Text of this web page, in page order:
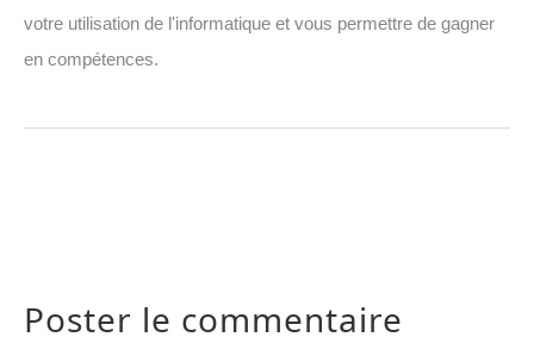
votre utilisation de l'informatique et vous permettre de gagner
en compétences.
Poster le commentaire